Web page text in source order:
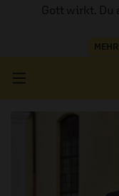
Gott wirkt. Du